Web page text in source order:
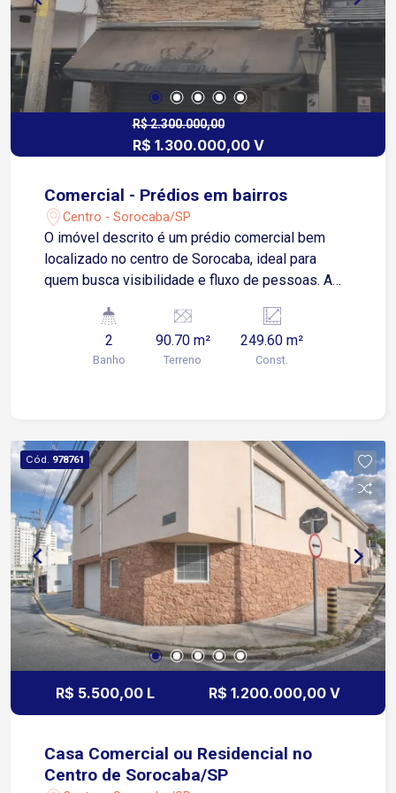
R$ 2.300.000,00
R$ 1.300.000,00 V
Comercial - Prédios em bairros
Centro - Sorocaba/SP
O imóvel descrito é um prédio comercial bem
localizado no centro de Sorocaba, ideal para
quem busca visibilidade e fluxo de pessoas. A
pavimento Térreo vazio, com W.C e mini cozinha.
1º pavimento com 2 salas amplas e WC 2º
pavimento com 2 salas amplas e WC Salas estão
de uso, além de estar em uma região central, o
que facilita o acesso e atrai clientes.
2
Banho
90.70 m²
Terreno
249.60 m²
Const.
Cód. 978761
R$ 5.500,00 L R$ 1.200.000,00 V
Casa Comercial ou Residencial no
Centro de Sorocaba/SP